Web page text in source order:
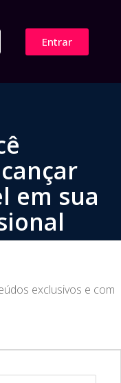
Entrar
em sua
exclusivos e com